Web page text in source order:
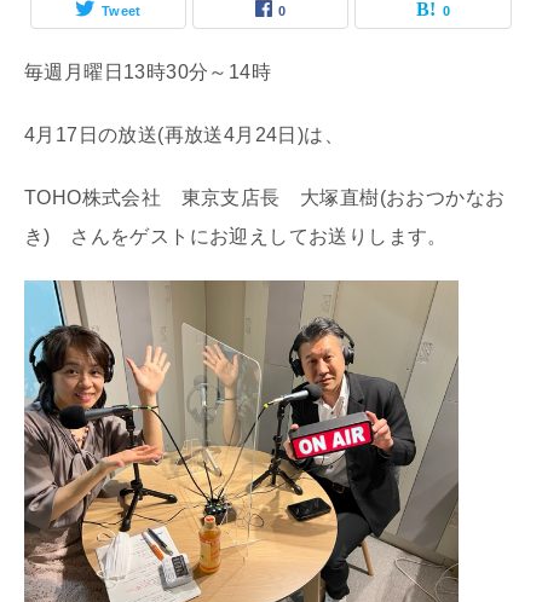
Tweet 0 0
毎週月曜日13時30分～14時
4月17日の放送(再放送4月24日)は、
TOHO株式会社 東京支店長 大塚直樹(おおつかなお
き) さんをゲストにお迎えしてお送りします。